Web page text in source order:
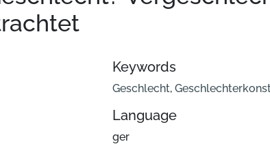
Keywords
Geschlecht,
Language
ger